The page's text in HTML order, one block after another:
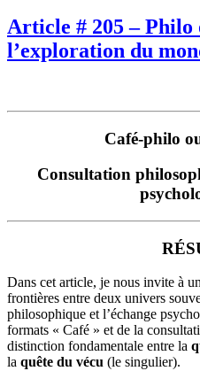
Article # 205 – Philo
l’exploration du
Café-philo
Consultation
Dans cet article, je nous invite à
frontières entre deux univers
philosophique et l’échange
formats « Café » et de la
distinction fondamentale entre la
la quête du vécu (le singulier).